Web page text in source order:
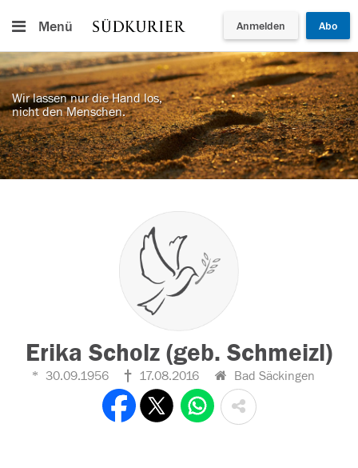
Menü Anmelden Abo
Wir lassen nur die Hand los,
nicht den Menschen.
Erika Scholz (geb. Schmeizl)
30.09.1956 17.08.2016 Bad Säckingen